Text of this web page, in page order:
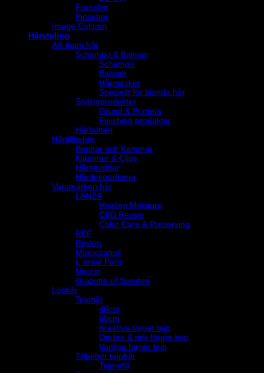
Franslim
Pincetter
Image Column
Hårstyling
Allt inom hår
Schampo & Balsam
Schampo
Balsam
Hårmasker
Speciellt för blonda hår
Stylingprodukter
Grund & Primers
Finishing produkter
Hårbotten
Hårtillbehör
Borstar och Kammar
Klämmor & Clips
Hårsnoddar
Hårdekorationer
Varumärken hår
LANZA
Healing Moisture
CBD Revive
Color Care & Preserving
REF
Revlon
Moroccanoil
L´oréal Paris
Neccin
Grazette of Sweden
Löshår
Tejphår
40cm
60cm
Kreativa färger tejp
Ombre & mix färger tejp
Vanliga färger tejp
Tillbehör tejphår
Tejprefill